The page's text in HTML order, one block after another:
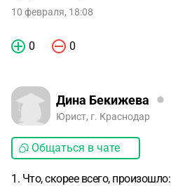
10 февраля, 18:08
0 0
Дина Бекижева
Юрист, г. Краснодар
Общаться в чате
1. Что, скорее всего, произошло: